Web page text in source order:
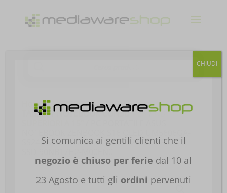
Home/ NOTEBOOK E TABLET/NOTEBOOK E
TABLET/ NOTEBOOK CONSUMER /NB
SS246W 16′ RYZEN AI-9 465 32GB DDR5 1TB
Si comunica ai gentili clienti che il
negozio è chiuso per ferie dal 10 al
23 Agosto e tutti gli ordini pervenuti
CHIUDI